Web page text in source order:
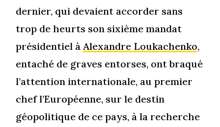
dernier, qui devaient accorder sans
trop de heurts son sixième mandat
présidentiel à Alexandre Loukachenko,
entaché de graves entorses, ont braqué
l’attention internationale, au premier
chef l’Européenne, sur le destin
géopolitique de ce pays, à la recherche